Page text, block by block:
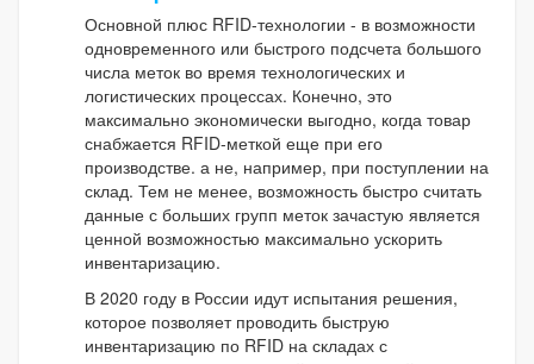
Основной плюс RFID-технологии - в возможности
одновременного или быстрого подсчета большого
числа меток во время технологических и
логистических процессах. Конечно, это
максимально экономически выгодно, когда товар
снабжается RFID-меткой еще при его
производстве. а не, например, при поступлении на
склад. Тем не менее, возможность быстро считать
данные с больших групп меток зачастую является
ценной возможностью максимально ускорить
инвентаризацию.
В 2020 году в России идут испытания решения,
которое позволяет проводить быструю
инвентаризацию по RFID на складах с